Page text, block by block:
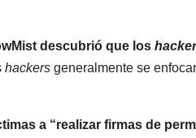
descubrió que los
hackers generalmente se
a “realizar firmas de